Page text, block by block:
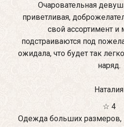
Очаровательная
приветливая,
свой ассортимент и
подстраиваются под
ожидала, что будет так
наряд.
Наталия
☆ 4
Одежда больших размеров,